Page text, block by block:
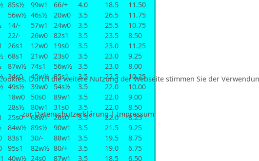
85s½ 99w1 66/+ 4.0 18.5
11.50
56w½ 46s½ 20w0 3.5 26.5
11.75
14/- 57w1 24w0 3.5 25.5
10.75
22/- 26w0 82s1 3.5 23.5
8.50
26s1 12w0 19s0 3.5 23.0
11.25
68s1 21w0 23s0 3.5 23.0
9.25
87w½ 74s1 56w½ 3.5 23.0
8.00
34s0 45w½ 85s1 3.5 22.5
10.25
49s½ 39w0 54s½ 3.5 22.0
10.00
18w0 50s0 89w1 3.5 22.0
9.00
28s½ 80w1 31s0 3.5 22.0
8.50
25s0 68w1 26s0 3.5 22.0
8.25
84w½ 89s½ 90w1 3.5 21.5
9.25
83s1 30/- 88w1 3.5 19.5
8.75
95s1 82w½ 80/+ 3.5 19.0
6.75
40w½ 24s0 87w1 3.5 18.5
6.50
Durch die weitere Nutzung der Webseite stimmen Sie der
zur Datenschutzerklärung|Impressum